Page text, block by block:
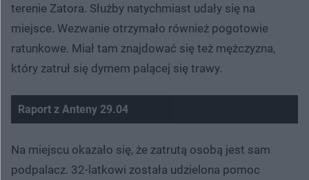
terenie Zatora. Służby natychmiast udały się na
miejsce. Wezwanie otrzymało również pogotowie
ratunkowe. Miał tam znajdować się też mężczyzna,
który zatruł się dymem palącej się trawy.
Raport z Anteny 29.04
Spróbuj ponownie
Na miejscu okazało się, że zatrutą osobą jest sam
podpalacz. 32-latkowi została udzielona pomoc